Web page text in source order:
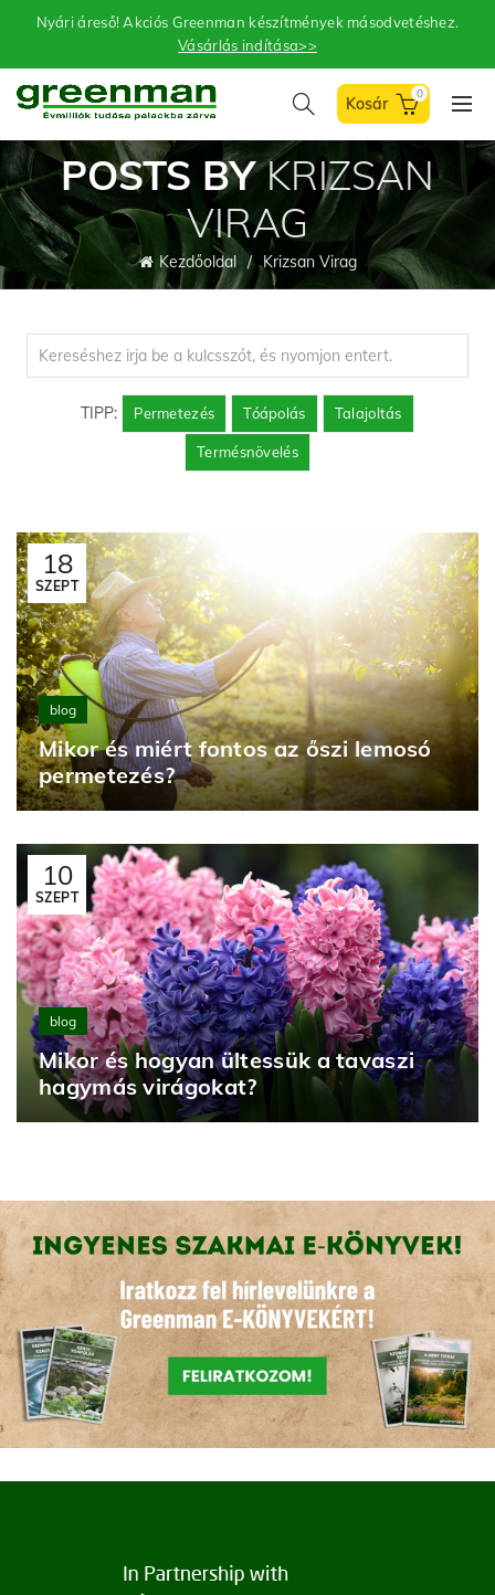
Nyári áreső! Akciós Greenman készítmények másodvetéshez.
Vásárlás indítása>>
0
POSTS BYKRIZSAN
VIRAG
Kezdőoldal Krizsan Virag
TIPP: Permetezés Tóápolás Talajoltás
Termésnövelés
18
SZEPT
blog
Mikor és miért fontos az őszi lemosó
permetezés?
10
SZEPT
blog
Mikor és hogyan ültessük a tavaszi
hagymás virágokat?